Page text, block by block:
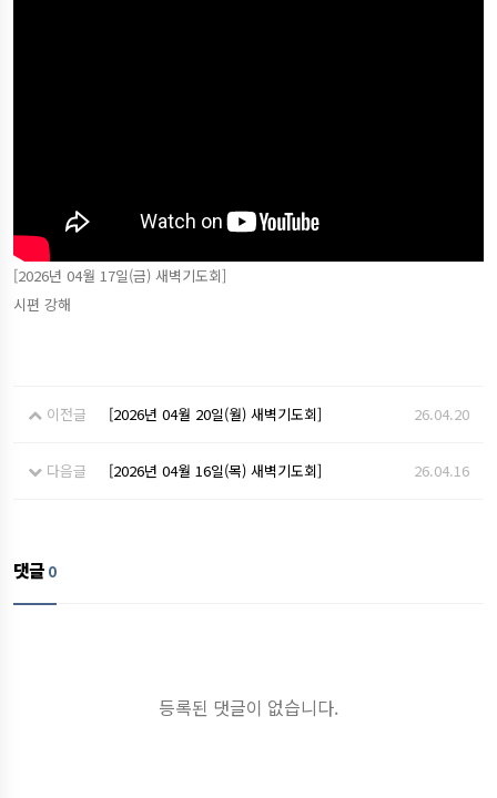
[2026년 04월 17일(금) 새벽기도회]
시편 강해
이전글 [2026년 04월 20일(월) 새벽기도회] 26.04.20
다음글 [2026년 04월 16일(목) 새벽기도회] 26.04.16
댓글 0
등록된 댓글이 없습니다.